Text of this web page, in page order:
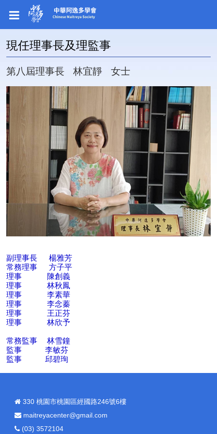
現任理事長及理監事
第八屆理事長 林宜靜 女士
副理事長 楊雅芳
常務理事 方子平
理事 陳創義
理事 林秋鳳
理事 李素華
理事 李念蓁
理事 王正芬
理事 林欣予
常務監事 林雪鐘
監事 李敏芬
監事 邱碧珣
330 桃園市桃園區經國路246號6樓
maitreyacenter@gmail.com
(03) 3572104